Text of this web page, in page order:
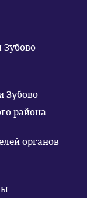
Зубово-
Зубово-
района
органов